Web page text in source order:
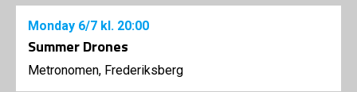
Monday 6/7 kl. 20:00
Summer Drones
Metronomen, Frederiksberg